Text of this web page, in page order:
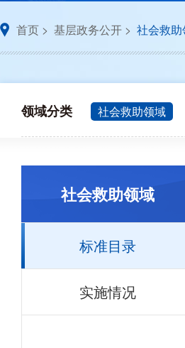
首页 > 基层政务公开 > 社会救
领域分类 社会救助领域
社会救助领域
标准目录
实施情况